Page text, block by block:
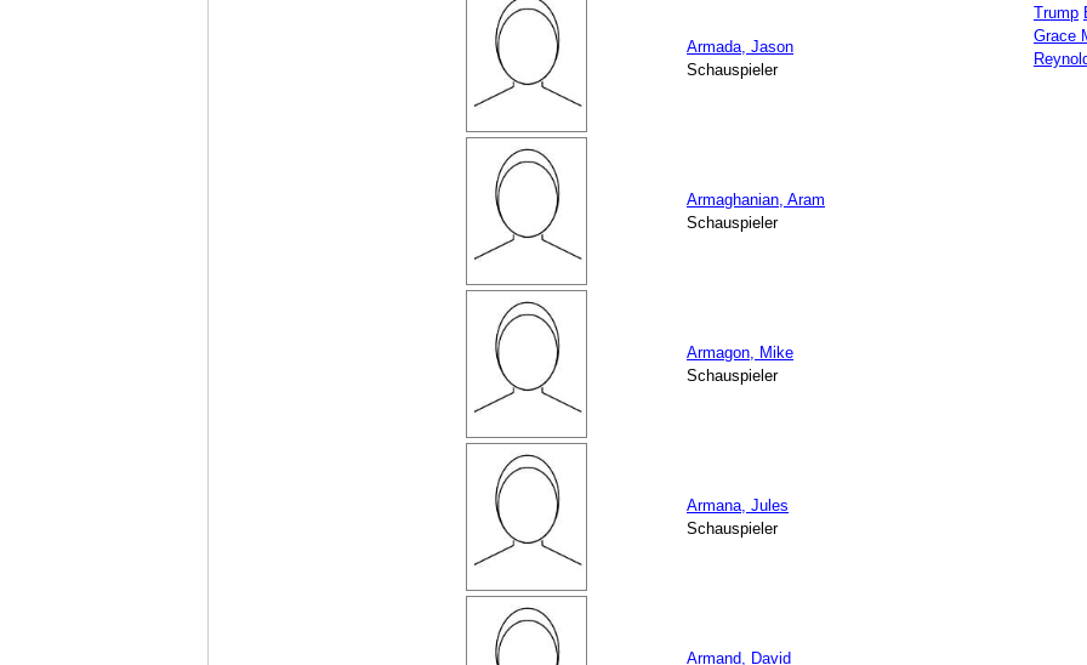
Armada, Jason
Schauspieler
Armaghanian, Aram
Schauspieler
Armagon, Mike
Schauspieler
Armana, Jules
Schauspieler
Armand, David
Trump
Grace